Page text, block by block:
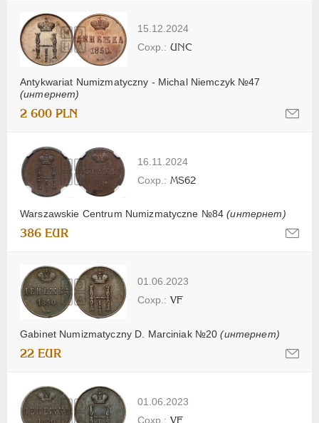
15.12.2024
Antykwariat Numizmatyczny - Michal Niemczyk №47
(интернет)
UNC
2 600 PLN
16.11.2024
Warszawskie Centrum Numizmatyczne №84(интернет)
MS62
386 EUR
01.06.2023
Gabinet Numizmatyczny D. Marciniak №20(интернет)
VF
22 EUR
01.06.2023
VF